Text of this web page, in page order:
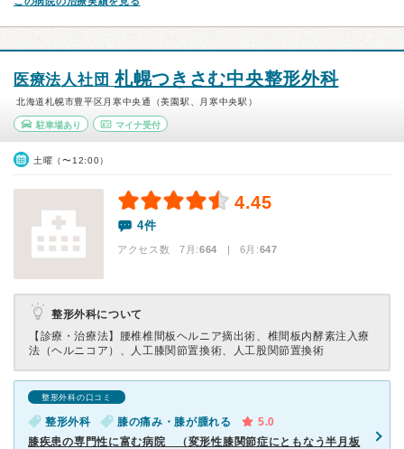
医療法人社団 札幌つきさむ中央整形外科
北海道札幌市豊平区月寒中央通（美園駅、月寒中央駅）
駐車場あり マイナ受付
土曜（〜12:00）
4.45
4件
アクセス数 7月:664 | 6月:647
整形外科について
【診療・治療法】
腰椎椎間板ヘルニア摘出術、椎間板内酵素注入療
法（ヘルニコア）、人工膝関節置換術、人工股関節置換術
整形外科の口コミ
整形外科 膝の痛み・膝が腫れる
5.0
膝疾患の専門性に富む病院 （変形性膝関節症にともなう半月板